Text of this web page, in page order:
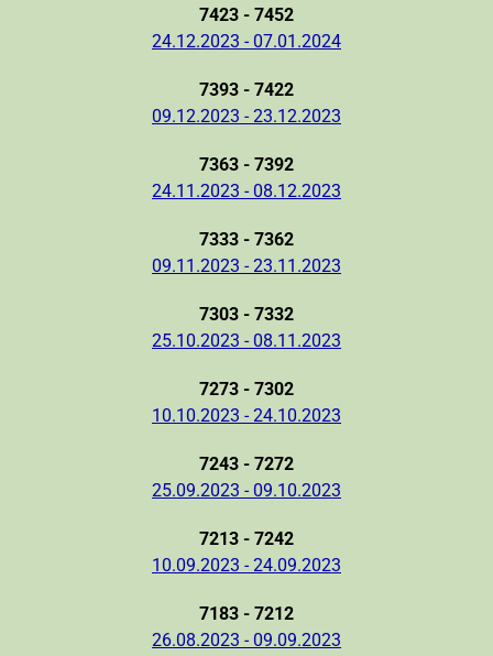
7423 - 7452
24.12.2023 - 07.01.2024
7393 - 7422
09.12.2023 - 23.12.2023
7363 - 7392
24.11.2023 - 08.12.2023
7333 - 7362
09.11.2023 - 23.11.2023
7303 - 7332
25.10.2023 - 08.11.2023
7273 - 7302
10.10.2023 - 24.10.2023
7243 - 7272
25.09.2023 - 09.10.2023
7213 - 7242
10.09.2023 - 24.09.2023
7183 - 7212
26.08.2023 - 09.09.2023